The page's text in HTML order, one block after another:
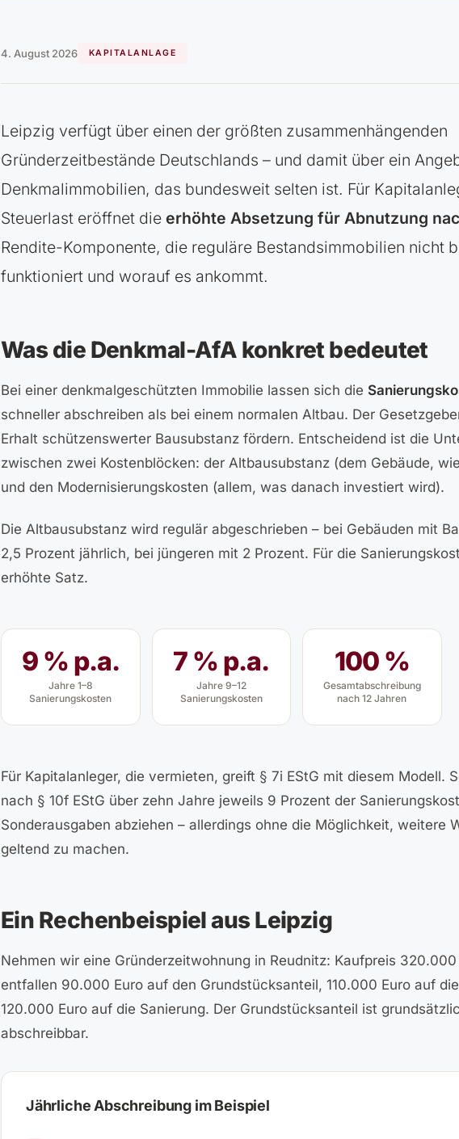
4. August 2026 KAPITALANLAGE
Leipzig verfügt über einen der größten zusammenhängenden
Gründerzeitbestände Deutschlands – und damit über ein
Denkmalimmobilien, das bundesweit selten ist. Für
Steuerlast eröffnet die erhöhte Absetzung für Abnutzung
Rendite-Komponente, die reguläre Bestandsimmobilien nicht
funktioniert und worauf es ankommt.
Was die Denkmal-AfA konkret bedeutet
Bei einer denkmalgeschützten Immobilie lassen sich die
schneller abschreiben als bei einem normalen Altbau. Der
Erhalt schützenswerter Bausubstanz fördern. Entscheidend ist die
zwischen zwei Kostenblöcken: der Altbausubstanz (dem Gebäude,
und den Modernisierungskosten (allem, was danach investiert wird).
Die Altbausubstanz wird regulär abgeschrieben – bei Gebäuden mit
2,5 Prozent jährlich, bei jüngeren mit 2 Prozent. Für die
erhöhte Satz.
9 % p.a.
Jahre 1–8
Sanierungskosten
7 % p.a.
Jahre 9–12
Sanierungskosten
100 %
Gesamtabschreibung
nach 12 Jahren
Für Kapitalanleger, die vermieten, greift § 7i EStG mit diesem Modell.
nach § 10f EStG über zehn Jahre jeweils 9 Prozent der
Sonderausgaben abziehen – allerdings ohne die Möglichkeit, weitere
geltend zu machen.
Ein Rechenbeispiel aus Leipzig
Nehmen wir eine Gründerzeitwohnung in Reudnitz: Kaufpreis
entfallen 90.000 Euro auf den Grundstücksanteil, 110.000 Euro auf
120.000 Euro auf die Sanierung. Der Grundstücksanteil ist
abschreibbar.
Jährliche Abschreibung im Beispiel